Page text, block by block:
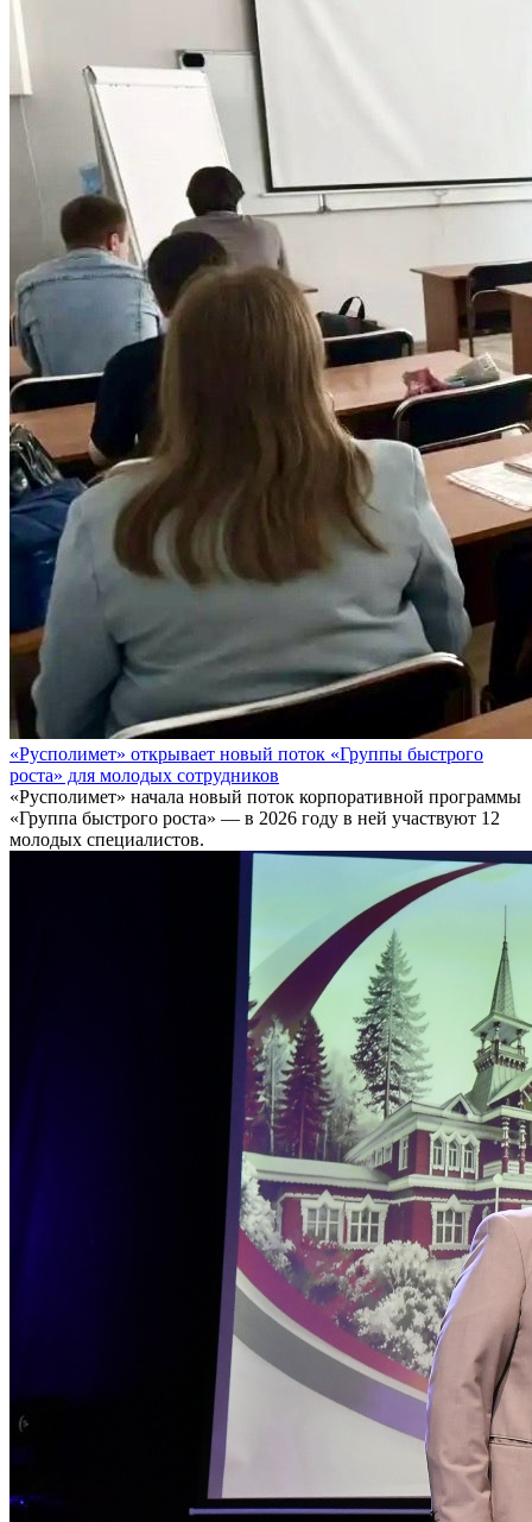
«Русполимет» открывает новый поток «Группы быстрого
роста» для молодых сотрудников
«Русполимет» начала новый поток корпоративной программы
«Группа быстрого роста» — в 2026 году в ней участвуют 12
молодых специалистов.